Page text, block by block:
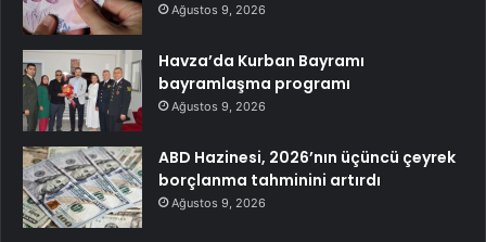
Ağustos 9, 2026
Havza’da Kurban Bayramı
bayramlaşma programı
Ağustos 9, 2026
ABD Hazinesi, 2026’nın üçüncü çeyrek
borçlanma tahminini artırdı
Ağustos 9, 2026